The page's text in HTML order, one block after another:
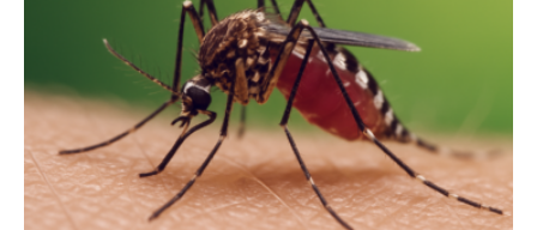
lebten. Unter den Vorfahren sticht eine Gruppe heraus,
die noch heute in der Natur vorkommt: die
Süßwasseralge Coleochaetophyceae. Einige Arten
dieser Gruppe bilden aus Zellfäden dichte Geflechte
mit scheibenförmiger Gestalt. Was auffällig ist: Die
nächsten…